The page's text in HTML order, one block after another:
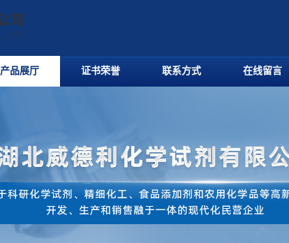
产品展厅 证书荣誉 联系方式 在线留言